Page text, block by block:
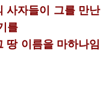
사자들이 그를 만난
를
땅 이름을 마하나임